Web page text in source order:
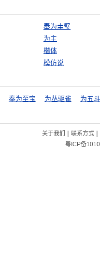
奉为圭璧
为主
楷体
模仿说
奉为至宝
为丛驱雀
关于我们 | 联系方式|
粤ICP备